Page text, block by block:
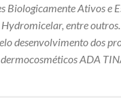
Biologicamente Ativos e
entre
desenvolvimento dos
ADA